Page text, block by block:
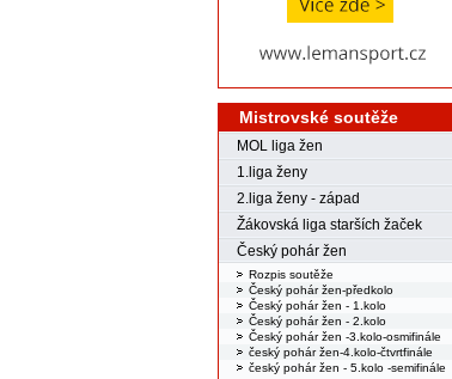
Mistrovské soutěže
MOL liga žen
1.liga ženy
2.liga ženy - západ
Žákovská liga starších žaček
Český pohár žen
Rozpis soutěže
Český pohár žen-předkolo
Český pohár žen - 1.kolo
Český pohár žen - 2.kolo
Český pohár žen -3.kolo-osmifinále
český pohár žen-4.kolo-čtvrtfinále
český pohár žen - 5.kolo -semifinále